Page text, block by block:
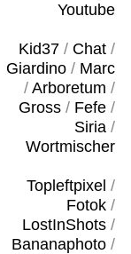
Youtube
Kid37/ Chat/
Giardino/ Marc
/ Arboretum /
Gross/ Fefe/
Siria/
Wortmischer
Topleftpixel /
Fotok/
LostInShots/
Bananaphoto/